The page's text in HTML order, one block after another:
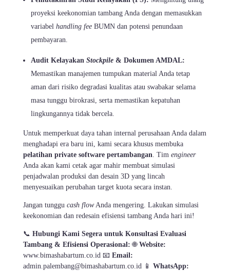
proyeksi keekonomian tambang Anda dengan memasukkan
variabelhandling fee BUMN dan potensi penundaan
pembayaran.
Audit KelayakanStockpile & Dokumen AMDAL:
Memastikan manajemen tumpukan material Anda tetap
aman dari risiko degradasi kualitas atau swabakar selama
masa tunggu birokrasi, serta memastikan kepatuhan
lingkungannya tidak bercela.
Untuk memperkuat daya tahan internal perusahaan Anda dalam
menghadapi era baru ini, kami secara khusus membuka
pelatihan private software pertambangan . Tim engineer
Anda akan kami cetak agar mahir membuat simulasi
penjadwalan produksi dan desain 3D yang lincah
menyesuaikan perubahan target kuota secara instan.
Jangan tunggu cash flowAnda mengering. Lakukan simulasi
keekonomian dan redesain efisiensi tambang Anda hari ini!
📞 Hubungi Kami Segera untuk Konsultasi Evaluasi
Tambang & Efisiensi Operasional: 🌐 Website:
www.bimashabartum.co.id 📧 Email:
admin.palembang@bimashabartum.co.id 📱 WhatsApp: